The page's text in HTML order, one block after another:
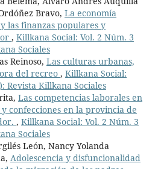
Bravo, La economía
las finanzas populares y
, Killkana Social: Vol. 2 Núm. 3
Sociales
Reinoso, Las culturas urbanas,
del recreo , Killkana Social:
Revista Killkana Sociales
Las competencias laborales en
confecciones en la provincia de
, Killkana Social: Vol. 2 Núm. 3
Sociales
León, Nancy Yolanda
Adolescencia y disfuncionalidad